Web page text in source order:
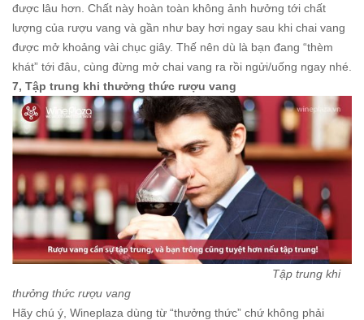
được lâu hơn. Chất này hoàn toàn không ảnh hưởng tới chất
lượng của rượu vang và gần như bay hơi ngay sau khi chai vang
được mở khoảng vài chục giây. Thế nên dù là bạn đang “thèm
khát” tới đâu, cùng đừng mở chai vang ra rồi ngửi/uống ngay nhé.
7, Tập trung khi thưởng thức rượu vang
Tập trung khi
thưởng thức rượu vang
Hãy chú ý, Wineplaza dùng từ “thưởng thức” chứ không phải